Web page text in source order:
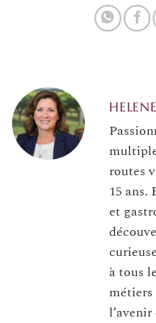
routes
15
et
à tous
métiers